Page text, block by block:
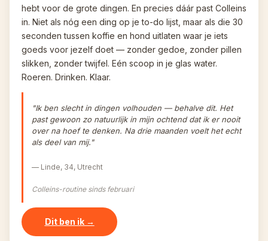
hebt voor de grote dingen. En precies dáár past Colleins
in. Niet als nóg een ding op je to-do lijst, maar als die 30
seconden tussen koffie en hond uitlaten waar je iets
goeds voor jezelf doet — zonder gedoe, zonder pillen
slikken, zonder twijfel. Eén scoop in je glas water.
Roeren. Drinken. Klaar.
"Ik ben slecht in dingen volhouden — behalve dit. Het
past gewoon zo natuurlijk in mijn ochtend dat ik er nooit
over na hoef te denken. Na drie maanden voelt het echt
als deel van mij."
— Linde, 34, Utrecht
Colleins-routine sinds februari
Dit ben ik →